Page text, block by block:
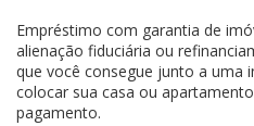
Empréstimo com garantia de
alienação fiduciária ou
que você consegue junto a uma
colocar sua casa ou
pagamento.